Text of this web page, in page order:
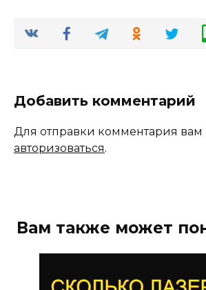
Добавить комментарий
Для отправки комментария
авторизоваться.
Вам также может